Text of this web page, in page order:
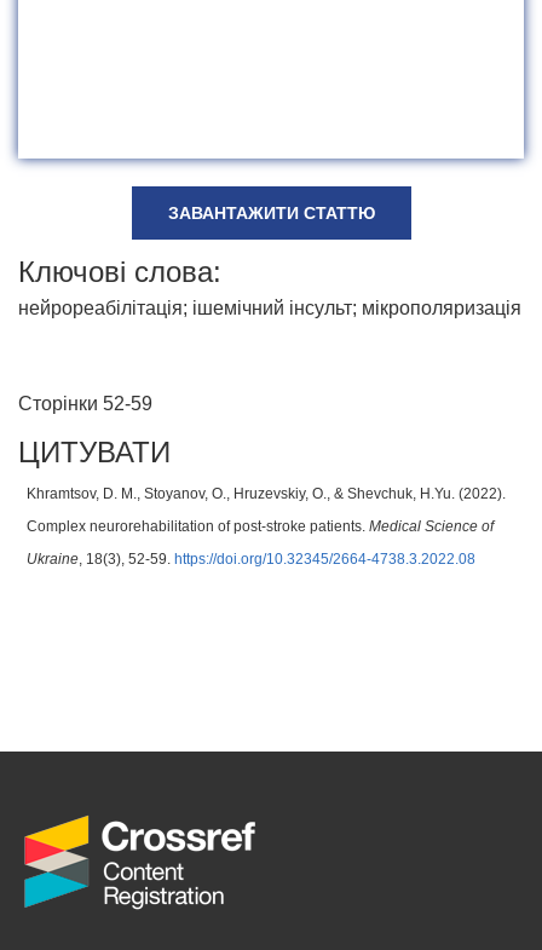
ЗАВАНТАЖИТИ СТАТТЮ
Ключові слова:
нейрореабілітація; ішемічний інсульт; мікрополяризація
Сторінки 52-59
ЦИТУВАТИ
Khramtsov, D. M., Stoyanov, O., Hruzevskiy, O., & Shevchuk, H.Yu. (2022).
Complex neurorehabilitation of post-stroke patients. Medical Science of
Ukraine, 18(3), 52-59. https://doi.org/10.32345/2664-4738.3.2022.08